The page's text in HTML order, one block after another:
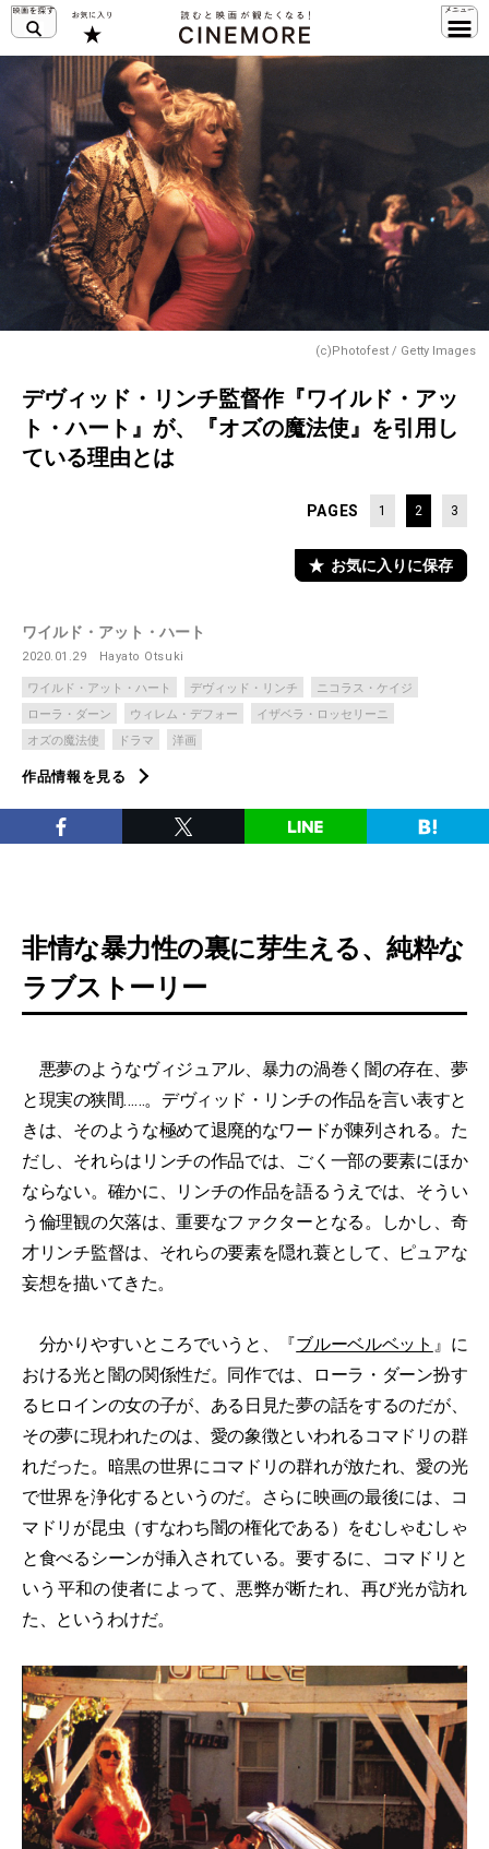
(c)Photofest / Getty Images
デヴィッド・リンチ監督作『ワイルド・アッ
ト・ハート』が、『オズの魔法使』を引用し
ている理由とは
PAGES 1 2 3
お気に入りに保存
ワイルド・アット・ハート
2020.01.29 Hayato Otsuki
ワイルド・アット・ハート デヴィッド・リンチ
ニコラス・ケイジ
ローラ・ダーン
ウィレム・デフォー
イザベラ・ロッセリーニ
オズの魔法使
ドラマ 洋画
作品情報を見る
非情な暴力性の裏に芽生える、純粋な
ラブストーリー
悪夢のようなヴィジュアル、暴力の渦巻く闇の存在、夢
と現実の狭間……。デヴィッド・リンチの作品を言い表すと
きは、そのような極めて退廃的なワードが陳列される。た
だし、それらはリンチの作品では、ごく一部の要素にほか
ならない。確かに、リンチの作品を語るうえでは、そうい
う倫理観の欠落は、重要なファクターとなる。しかし、奇
才リンチ監督は、それらの要素を隠れ蓑として、ピュアな
妄想を描いてきた。
分かりやすいところでいうと、『ブルーベルベット 』に
おける光と闇の関係性だ。同作では、ローラ・ダーン扮す
るヒロインの女の子が、ある日見た夢の話をするのだが、
その夢に現われたのは、愛の象徴といわれるコマドリの群
れだった。暗黒の世界にコマドリの群れが放たれ、愛の光
で世界を浄化するというのだ。さらに映画の最後には、コ
マドリが昆虫（すなわち闇の権化である）をむしゃむしゃ
と食べるシーンが挿入されている。要するに、コマドリと
いう平和の使者によって、悪弊が断たれ、再び光が訪れ
た、というわけだ。